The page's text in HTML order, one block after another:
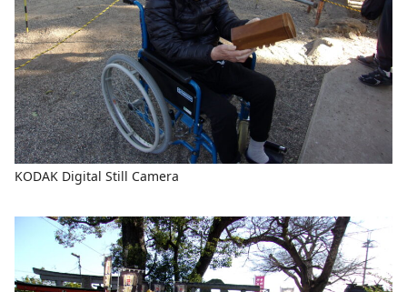
KODAK Digital Still Camera